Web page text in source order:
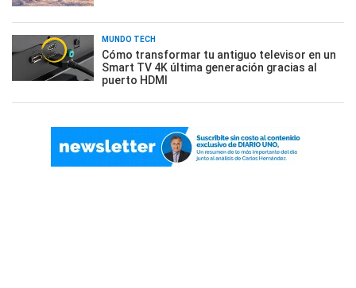
MUNDO TECH
Cómo transformar tu antiguo televisor en un
Smart TV 4K última generación gracias al
puerto HDMI